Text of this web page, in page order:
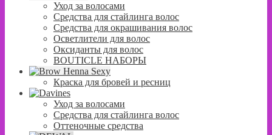
Уход за волосами
Средства для стайлинга волос
Средства для окрашивания волос
Осветлители для волос
Оксиданты для волос
BOUTICLE НАБОРЫ
Краска для бровей и ресниц
Уход за волосами
Средства для стайлинга волос
Оттеночные средства